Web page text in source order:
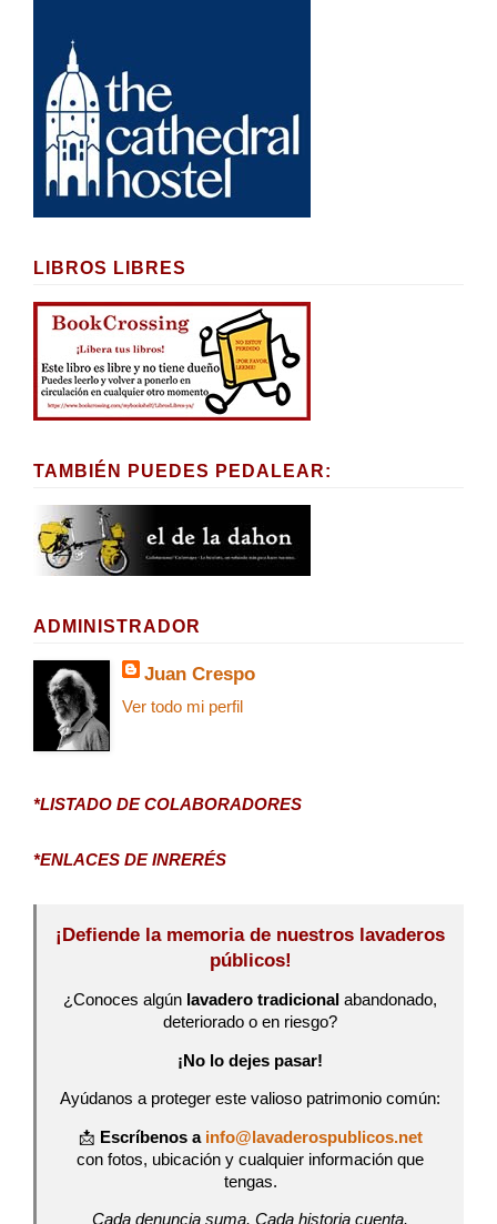
LIBROS LIBRES
TAMBIÉN PUEDES PEDALEAR:
ADMINISTRADOR
Juan Crespo
Ver todo mi perfil
*LISTADO DE COLABORADORES
*ENLACES DE INRERÉS
¡Defiende la memoria de nuestros lavaderos
públicos!
¿Conoces algún lavadero tradicional abandonado,
deteriorado o en riesgo?
¡No lo dejes pasar!
Ayúdanos a proteger este valioso patrimonio común:
📩 Escríbenos a info@lavaderospublicos.net
con fotos, ubicación y cualquier información que
tengas.
Cada denuncia suma. Cada historia cuenta.